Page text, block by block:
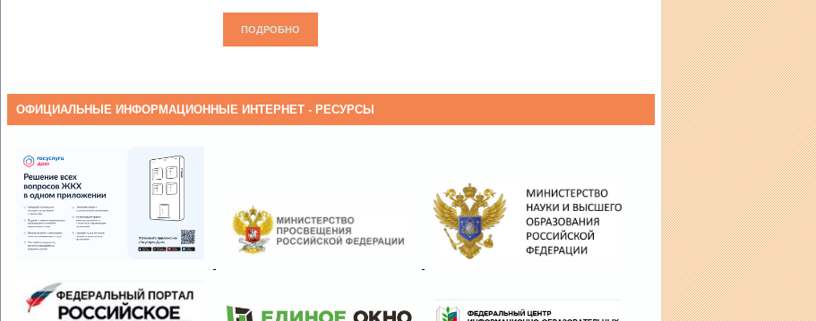
ПОДРОБНО
ОФИЦИАЛЬНЫЕ ИНФОРМАЦИОННЫЕ ИНТЕРНЕТ - РЕСУРСЫ